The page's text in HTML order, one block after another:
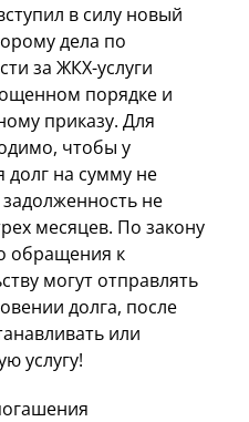
в силу новый
дела по
за ЖКХ-услуги
порядке и
приказу. Для
чтобы у
долг на сумму не
не
месяцев. По закону
обращения к
могут отправлять
долга, после
или
услугу!